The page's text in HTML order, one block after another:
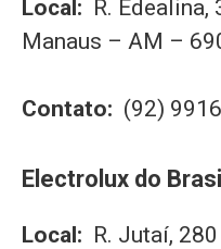
Local: R.
Manaus – AM –
Contato: (92)
Electrolux do
Local: R. Jutaí,